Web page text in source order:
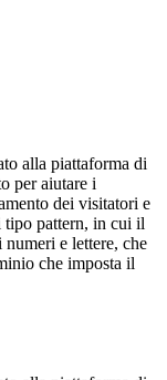
alla piattaforma di
per aiutare i
dei visitatori e
tipo pattern, in cui il
e lettere, che
che imposta il